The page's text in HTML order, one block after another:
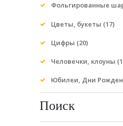
Фольгированные
Цветы, букеты (17)
Цифры (20)
Человечки, клоуны
Юбилеи, Дни
Поиск